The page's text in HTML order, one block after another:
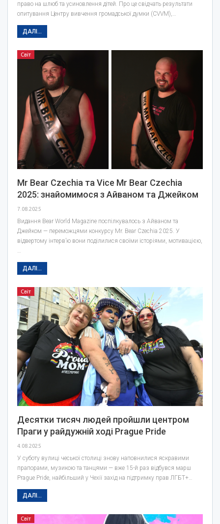
право на шлюб та усиновлення дітей. Про це свідчать результати
опитування Центру вивчення громадської думки (CVVM),…
ДАЛІ...
Світ
Mr Bear Czechia та Vice Mr Bear Czechia
2025: знайомимося з Айваном та Джейком
7.08.2025
Видання Bear World Magazine поспілкувалось з Айваном та
Джейком — переможцями конкурсу Mr. Bear Czechia 2025. У
відвертому інтерв’ю вони поділилися своїми історіями, мотивацією,
…
ДАЛІ...
Світ
Десятки тисяч людей пройшли центром
Праги у райдужній ході Prague Pride
4.08.2025
У суботу вулиці чеської столиці знову наповнилися яскравими
прапорами, музикою та танцями — вже 15-й раз відбувся марш
Prague Pride, найбільший у Чехії захід на підтримку прав ЛГБТ+…
ДАЛІ...
Світ